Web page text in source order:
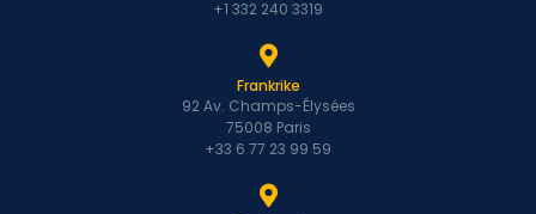
+1 332 240 3319
Frankrike
92 Av. Champs-Élysées
75008 Paris
+33 6 77 23 99 59